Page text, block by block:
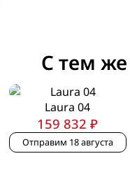
С тем
Laura 04
159 832 ₽
Отправим 18 августа